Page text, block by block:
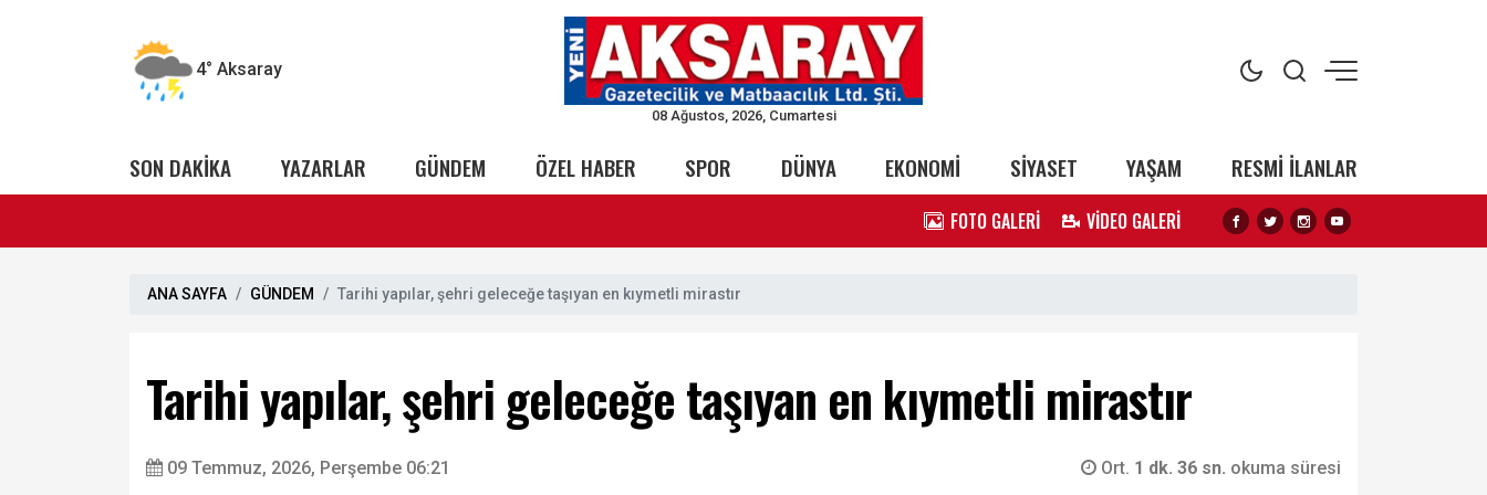
4° Aksaray
08 Ağustos, 2026, Cumartesi
SON DAKİKA YAZARLAR GÜNDEM ÖZEL HABER SPOR DÜNYA EKONOMİ SİYASET YAŞAM RESMİ İLANLAR
FOTO GALERİ VİDEO GALERİ
ANA SAYFA GÜNDEM Tarihi yapılar, şehri geleceğe taşıyan en kıymetli mirastır
Tarihi yapılar, şehri geleceğe taşıyan en kıymetli mirastır
09 Temmuz, 2026, Perşembe 06:21 Ort. 1 dk. 36 sn. okuma süresi